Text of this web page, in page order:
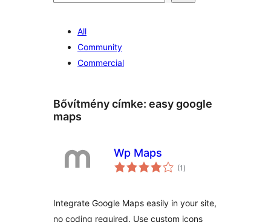
All
Community
Commercial
Bővítmény címke: easy google
maps
Wp Maps
(1 értékelés
összesen
)
Integrate Google Maps easily in your site,
no coding required. Use custom icons